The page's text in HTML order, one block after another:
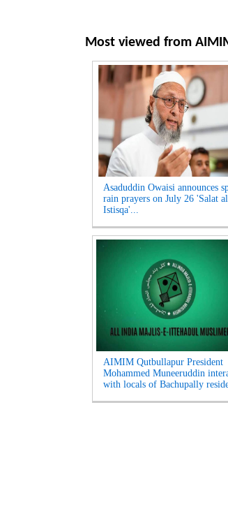
Most viewed from
Asaduddin Owaisi announces
rain prayers on July 26 'Salat
Istisqa'...
AIMIM Qutbullapur President
Mohammed Muneeruddin
with locals of Bachupally